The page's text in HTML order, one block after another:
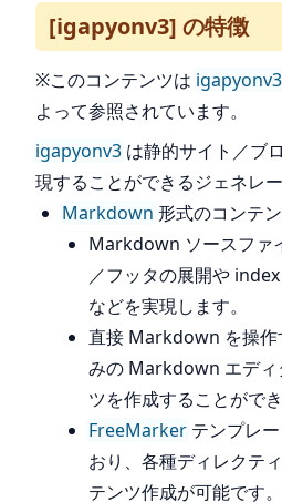
[igapyonv3] の特徴
※このコンテンツは igapyonv3
よって参照されています。
igapyonv3 は静的サイト／ブ
現することができるジェネレー
Markdown 形式のコンテ
Markdown ソースファ
／フッタの展開や
などを実現します。
直接 Markdown を操作
みの Markdown エディ
ツを作成することができ
FreeMarker テンプレ
おり、各種ディレクテ
テンツ作成が可能です。